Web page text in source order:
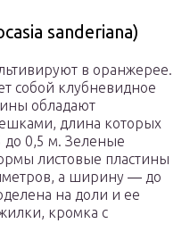
sanderiana)
в оранжерее.
собой клубневидное
обладают
длина которых
до 0,5 м. Зеленые
листовые пластины
а ширину ― до
на доли и ее
кромка с